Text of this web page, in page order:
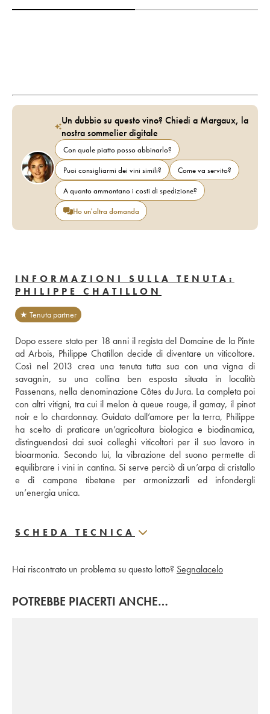
Un dubbio su questo vino? Chiedi a Margaux, la
nostra sommelier digitale
Con quale piatto posso abbinarlo?
Puoi consigliarmi dei vini simili?
Come va servito?
A quanto ammontano i costi di spedizione?
Ho un'altra domanda
INFORMAZIONI SULLA TENUTA:
PHILIPPE CHATILLON
★ Tenuta partner
Dopo essere stato per 18 anni il regista del Domaine de la Pinte
ad Arbois, Philippe Chatillon decide di diventare un viticoltore.
Così nel 2013 crea una tenuta tutta sua con una vigna di
savagnin, su una collina ben esposta situata in località
Passenans, nella denominazione Côtes du Jura. La completa poi
con altri vitigni, tra cui il melon à queue rouge, il gamay, il pinot
noir e lo chardonnay. Guidato dall’amore per la terra, Philippe
ha scelto di praticare un’agricoltura biologica e biodinamica,
distinguendosi dai suoi colleghi viticoltori per il suo lavoro in
bioarmonia. Secondo lui, la vibrazione del suono permette di
equilibrare i vini in cantina. Si serve perciò di un’arpa di cristallo
e di campane tibetane per armonizzarli ed infondergli
un’energia unica.
SCHEDA TECNICA
Hai riscontrato un problema su questo lotto? Segnalacelo
POTREBBE PIACERTI ANCHE…